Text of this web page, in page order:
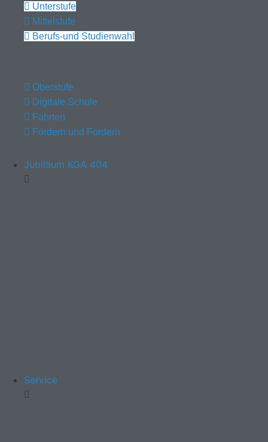
Unterstufe
Mittelstufe
Berufs-und Studienwahl
Oberstufe
Digitale Schule
Fahrten
Fördern und Fordern
Jubiläum KGA 404
Service